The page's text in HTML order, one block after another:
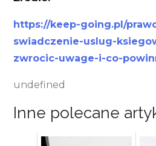
https://keep-going.pl/
swiadczenie-uslug-
zwrocic-uwage-i-co-
undefined
Inne polecane